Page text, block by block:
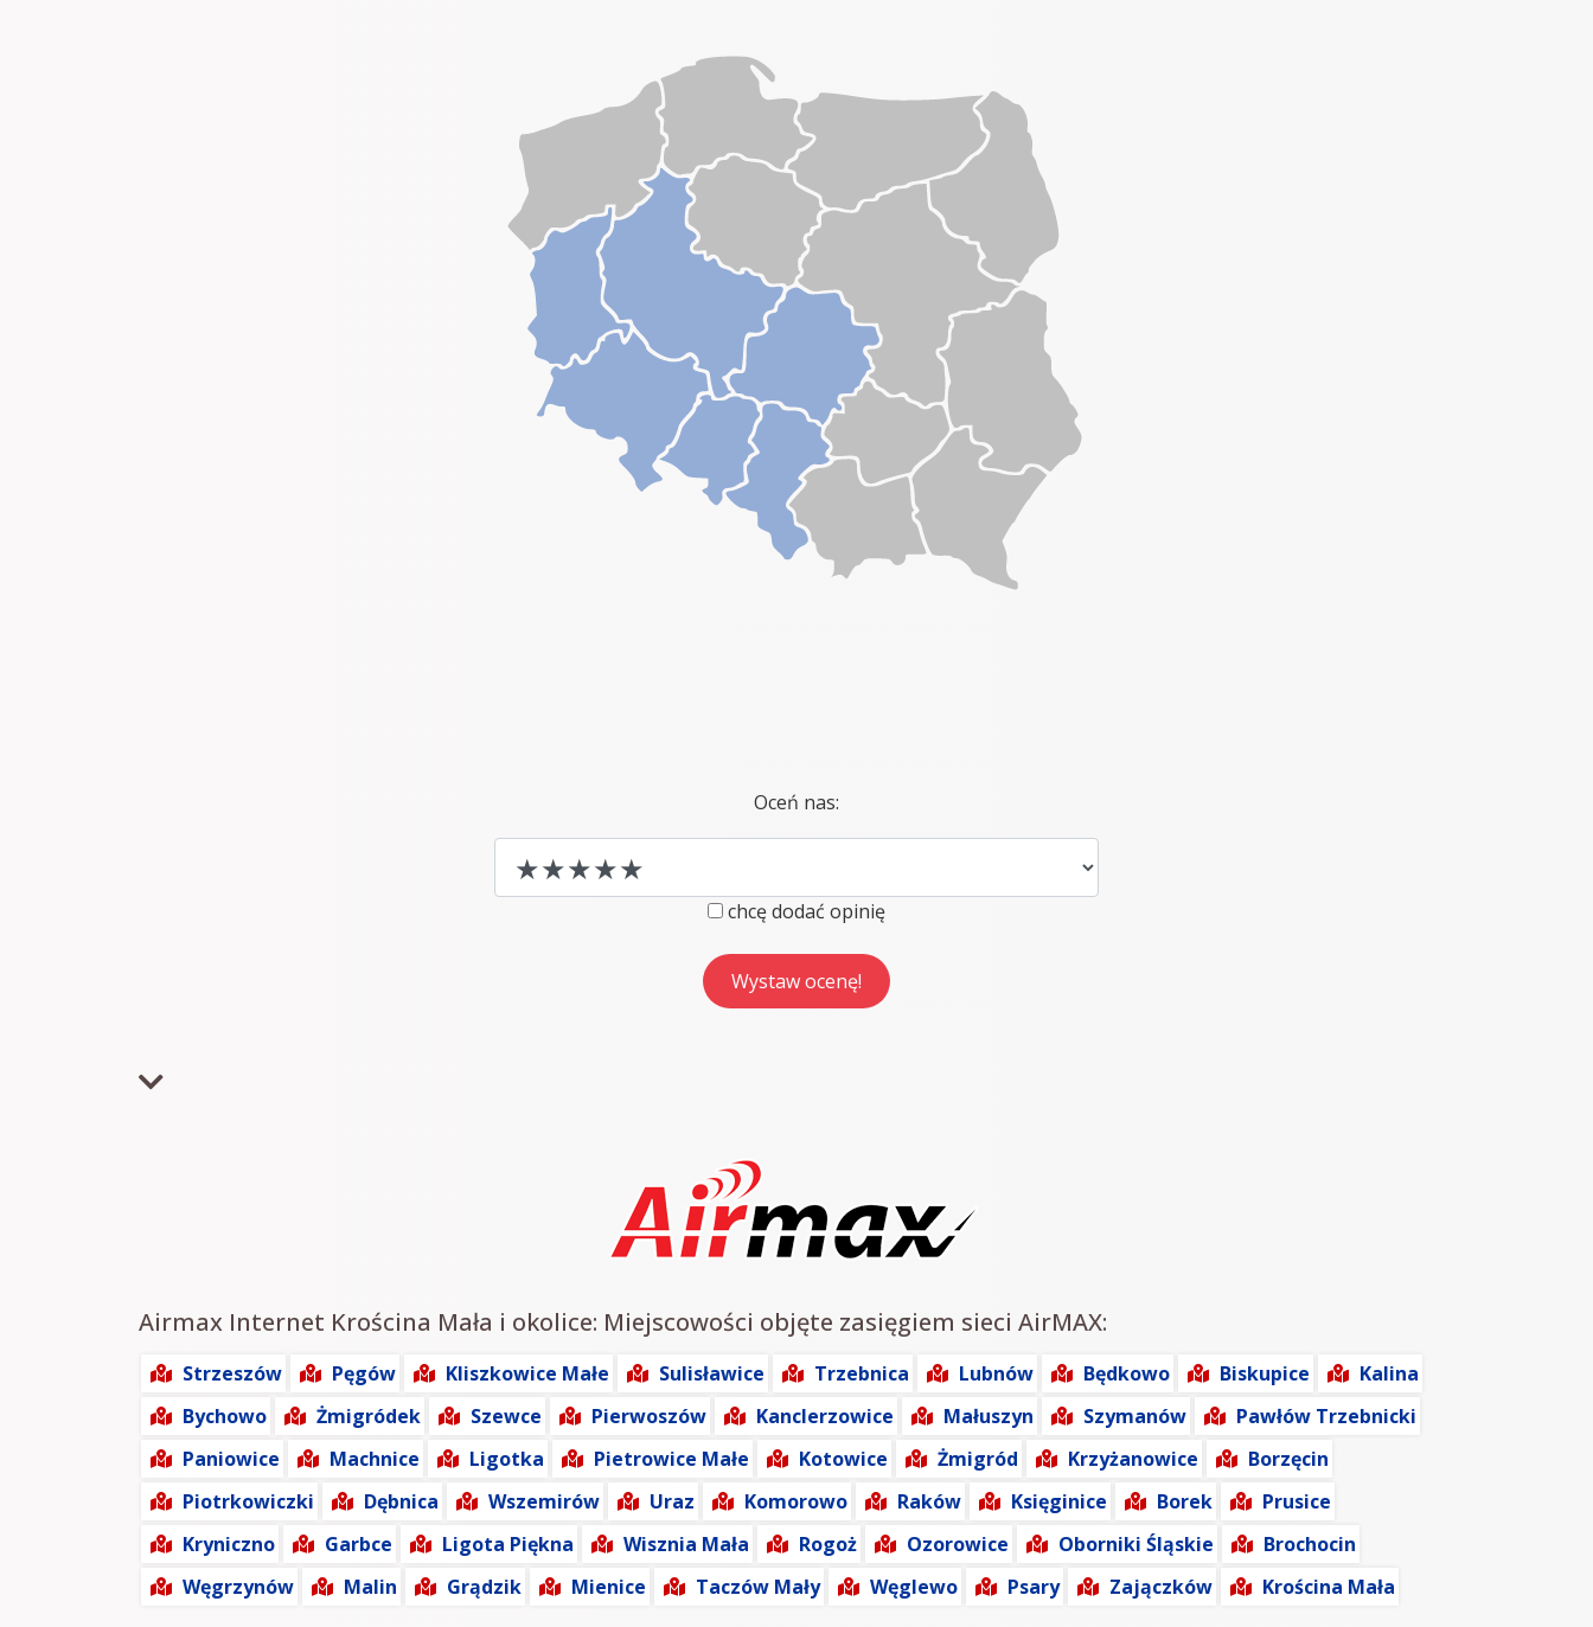
Oceń nas:
chcę dodać opinię
Airmax Internet Krościna Mała i okolice: Miejscowości objęte zasięgiem sieci AirMAX:
Strzeszów Pęgów Kliszkowice Małe Sulisławice Trzebnica Lubnów Będkowo Biskupice
Kalina
Bychowo
Żmigródek Szewce Pierwoszów Kanclerzowice Małuszyn Szymanów
Pawłów Trzebnicki
Paniowice
Machnice Ligotka Pietrowice Małe Kotowice Żmigród Krzyżanowice
Borzęcin
Piotrkowiczki
Dębnica Wszemirów Uraz Komorowo Raków Księginice Borek
Prusice
Kryniczno
Garbce Ligota Piękna Wisznia Mała Rogoż Ozorowice Oborniki Śląskie
Brochocin
Węgrzynów
Malin Grądzik Mienice Taczów Mały Węglewo Psary Zajączków Krościna Mała